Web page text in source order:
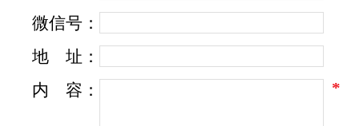
Loro Piana素以山羊绒(cashmere)为设计重
心，不论是研发新种布料，或是设计新的衣饰，
微信号：
地
址：
内
容： *